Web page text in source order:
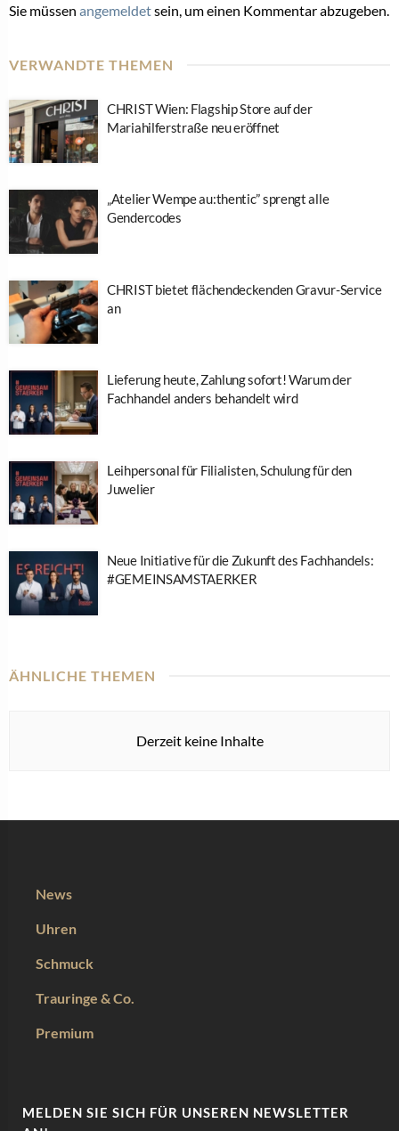
Sie müssen angemeldetsein, um einen Kommentar abzugeben.
VERWANDTE THEMEN
CHRIST Wien: Flagship Store auf der
Mariahilferstraße neu eröffnet
„Atelier Wempe au:thentic” sprengt alle
Gendercodes
CHRIST bietet flächendeckenden Gravur-Service
an
Lieferung heute, Zahlung sofort! Warum der
Fachhandel anders behandelt wird
Leihpersonal für Filialisten, Schulung für den
Juwelier
Neue Initiative für die Zukunft des Fachhandels:
#GEMEINSAMSTAERKER
ÄHNLICHE THEMEN
Derzeit keine Inhalte
News
Uhren
Schmuck
Trauringe & Co.
Premium
MELDEN SIE SICH FÜR UNSEREN NEWSLETTER